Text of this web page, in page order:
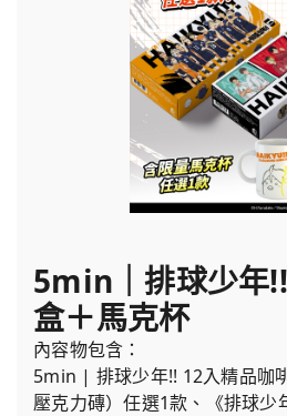
5min｜排球少年
盒＋馬克杯
內容物包含：
5min | 排球少年!! 12入精品咖
壓克力磚）任選1款、《排球少